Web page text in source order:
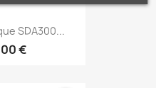
SDA300...
€